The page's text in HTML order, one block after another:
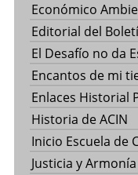
Económico
Editorial del
El Desafío no da
Encantos de mi
Enlaces Historial
Historia de ACIN
Inicio Escuela de
Justicia y Armonía